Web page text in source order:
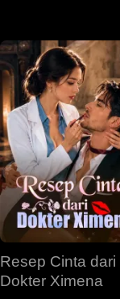
Resep Cinta dari
Dokter Ximena